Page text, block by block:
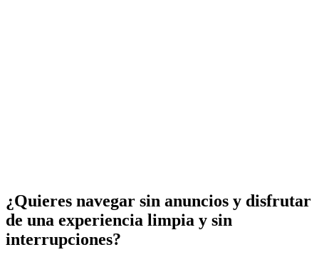
¿Quieres navegar sin anuncios y disfrutar
de una experiencia limpia y sin
interrupciones?